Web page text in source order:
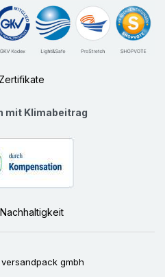
mit Klimabeitrag
gmbh